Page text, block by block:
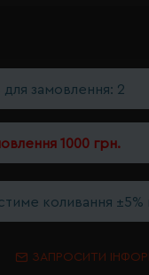
для замовлення: 2
1000 грн.
коливання ±5%
ЗАПРОСИТИ